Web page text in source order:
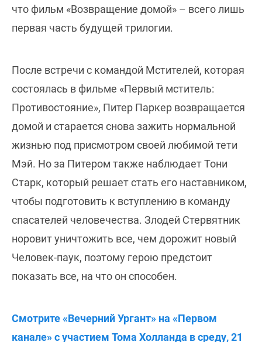
что фильм «Возвращение домой» – всего лишь
первая часть будущей трилогии.
После встречи с командой Мстителей, которая
состоялась в фильме «Первый мститель:
Противостояние», Питер Паркер возвращается
домой и старается снова зажить нормальной
жизнью под присмотром своей любимой тети
Мэй. Но за Питером также наблюдает Тони
Старк, который решает стать его наставником,
чтобы подготовить к вступлению в команду
спасателей человечества. Злодей Стервятник
норовит уничтожить все, чем дорожит новый
Человек-паук, поэтому герою предстоит
показать все, на что он способен.
Смотрите «Вечерний Ургант» на «Первом
канале» с участием Тома Холланда в среду, 21